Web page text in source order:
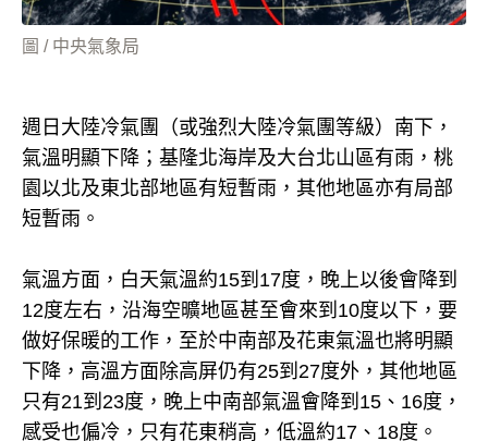
圖 / 中央氣象局
週日大陸冷氣團（或強烈大陸冷氣團等級）南下，
氣溫明顯下降；基隆北海岸及大台北山區有雨，桃
園以北及東北部地區有短暫雨，其他地區亦有局部
短暫雨。
氣溫方面，白天氣溫約15到17度，晚上以後會降到
12度左右，沿海空曠地區甚至會來到10度以下，要
做好保暖的工作，至於中南部及花東氣溫也將明顯
下降，高溫方面除高屏仍有25到27度外，其他地區
只有21到23度，晚上中南部氣溫會降到15、16度，
感受也偏冷，只有花東稍高，低溫約17、18度。